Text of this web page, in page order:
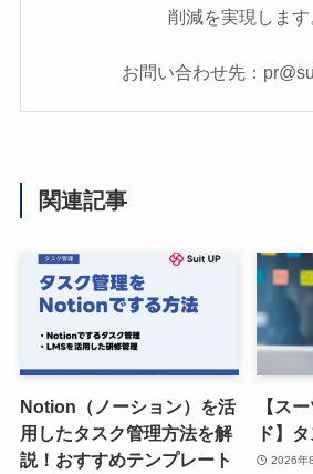
削減を実現します
お問い合わせ先：
関連記事
Notion（ノーション）を活
用したタスク管理方法を解
説！おすすめテンプレート
【ス
ド】
2026年